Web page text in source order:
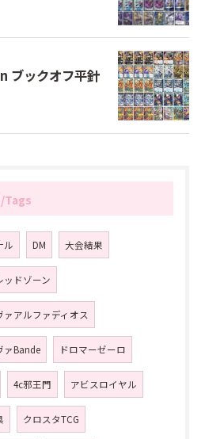
ブックオフ平針
Tags
ル DM 大会結果
ッドゾーン
ァアルファディオス
ァBande ドロマーゼーロ
4c邪王門 アビスロイヤル
クロスタTCG